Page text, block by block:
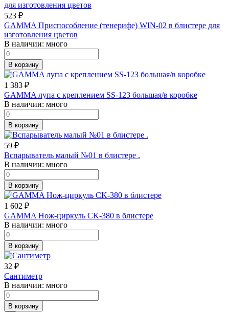
523 ₽
GAMMA Приспособление (тенерифе) WIN-02 в блистере для
изготовления цветов
В наличии: много
В корзину
1 383 ₽
GAMMA лупа с креплением SS-123 большая/в коробке
В наличии: много
В корзину
59 ₽
Вспарыватель малый №01 в блистере .
В наличии: много
В корзину
1 602 ₽
GAMMA Нож-циркуль CK-380 в блистере
В наличии: много
В корзину
32 ₽
Сантиметр
В наличии: много
В корзину